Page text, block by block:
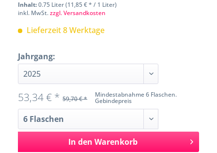
Inhalt:0.75 Liter (11,85 € * / 1 Liter)
inkl. MwSt.zzgl. Versandkosten
Lieferzeit 8 Werktage
Jahrgang:
Mindestabnahme 6 Flaschen.
Gebindepreis
53,34 € * 59,70 € *
In den Warenkorb